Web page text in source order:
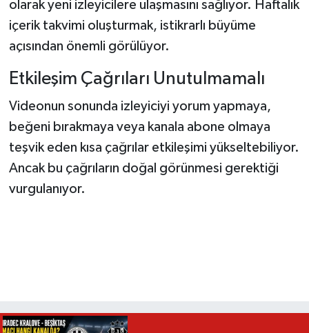
olarak yeni izleyicilere ulaşmasını sağlıyor. Haftalık
içerik takvimi oluşturmak, istikrarlı büyüme
açısından önemli görülüyor.
Etkileşim Çağrıları Unutulmamalı
Videonun sonunda izleyiciyi yorum yapmaya,
beğeni bırakmaya veya kanala abone olmaya
teşvik eden kısa çağrılar etkileşimi yükseltebiliyor.
Ancak bu çağrıların doğal görünmesi gerektiği
vurgulanıyor.